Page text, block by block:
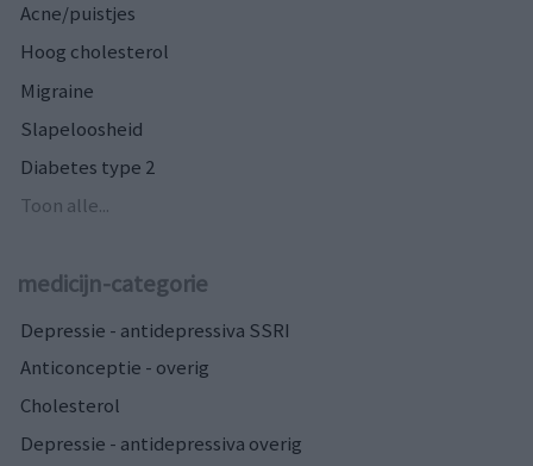
Acne/puistjes
Hoog cholesterol
Migraine
Slapeloosheid
Diabetes type 2
Toon alle...
medicijn-categorie
Depressie - antidepressiva SSRI
Anticonceptie - overig
Cholesterol
Depressie - antidepressiva overig